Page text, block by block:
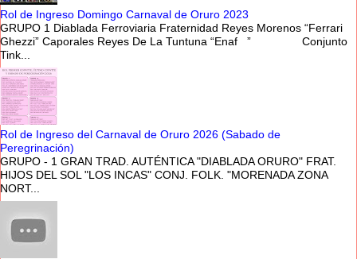
Rol de Ingreso Domingo Carnaval de Oruro 2023
GRUPO 1 Diablada Ferroviaria Fraternidad Reyes Morenos “Ferrari
Ghezzi” Caporales Reyes De La Tuntuna “Enaf ” Conjunto
Tink...
Rol de Ingreso del Carnaval de Oruro 2026 (Sabado de
Peregrinación)
GRUPO - 1 GRAN TRAD. AUTÉNTICA "DIABLADA ORURO" FRAT.
HIJOS DEL SOL "LOS INCAS" CONJ. FOLK. "MORENADA ZONA
NORT...